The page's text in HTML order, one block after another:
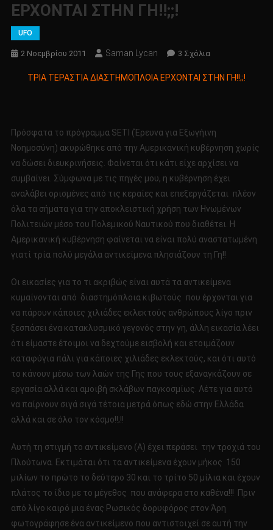
ΕΡΧΟΝΤΑΙ ΣΤΗΝ ΓΗ!!;;!
UFO
2 Νοεμβρίου 2011 Saman Lycan 3 ΣχόλιαΣτο
ΤΕΡΑΣΤΙΑ
ΓΗ!!;;!
ΤΡΙΑ ΤΕΡΑΣΤΙΑ ΔΙΑΣΤΗΜΟΠΛΟΙΑ ΕΡΧΟΝΤΑΙ ΣΤΗΝ ΓΗ!!;;!
Πρόσφατα το πρόγραμμα SETI (Έρευνα για Εξωγήινη
Νοημοσύνη) ακυρώθηκε από την Αμερικανική κυβέρνηση χωρίς
να δώσει διευκρινήσεις. Φαίνεται ότι κάτι είχε αρχίσει να
συμβαίνει. Σύμφωνα με τις πηγές μου, η κυβέρνηση έχει
αναλάβει ορισμένες από τις κεραίες και επεξεργάζεται πλέον
όλα τα σήματα για την αποκλειστική χρήση των Ηνωμένων
Πολιτειών μέσο του Πολεμικού Ναυτικού που διαθέτει. Η
Αμερικανική κυβέρνηση φαίνεται να είναι πολύ αναστατωμένη
γιατί τρία πολύ μεγάλα αντικείμενα πλησιάζουν τη Γη!!
Οι εικασίες για το τι ακριβώς είναι αυτά τα αντικείμενα
κυμαίνονται από διαστημόπλοια κιβωτούς που έρχονται για
να πάρουν κάποιες χιλιάδες εκλεκτούς ανθρώπους λίγο πριν
ξεσπάσει ένα κατακλυσμικό γεγονός στην γη, άλλη εικασία λέει
ότι είμαστε έτοιμοι να δεχτούμε εισβολή και ετοιμάζουν
καταφύγια πάλι για κάποιες χιλιάδες εκλεκτούς, και ότι αυτό
το κάνουν μέσω των λαών της Γης που τους εξαναγκάζουν σε
εργασία αλλά και αμοιβή σκλάβων παγκοσμίως. Λέτε για αυτό
να παίρνουν σιγά σιγά τέτοια μετρά όπως εδώ στην Ελλάδα
αλλά και σε όλο τον κόσμο!!;!!
Αυτή τη στιγμή το αντικείμενο (Α) έχει περάσει ​​ την τροχιά του
Πλούτωνα. Εκτιμάται ότι τα αντικείμενα έχουν μήκος 150
μιλίων το πρώτο το δεύτερο 30 και το τρίτο 50 μίλια και έχουν
πλάτος το ίδιο με το μέγεθος που ανάφερα στο καθένα!!! Πριν
από λίγο καιρό μια ένας Ρωσικός δορυφόρος στον Άρη
φωτογράφησε ένα αντικείμενο που αντιστοιχεί σε αυτή την